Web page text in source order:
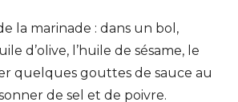
la marinade : dans un bol,
d’olive, l’huile de sésame, le
quelques gouttes de sauce au
de sel et de poivre.